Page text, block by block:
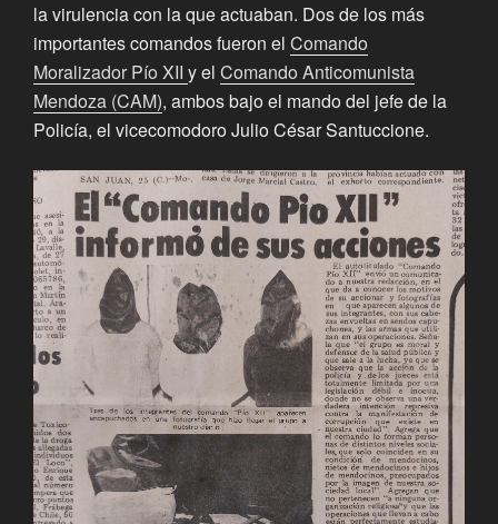
la virulencia con la que actuaban. Dos de los más
importantes comandos fueron el Comando
Moralizador Pío XII y el Comando Anticomunista
Mendoza (CAM), ambos bajo el mando del jefe de la
Policía, el vicecomodoro Julio César Santuccione.